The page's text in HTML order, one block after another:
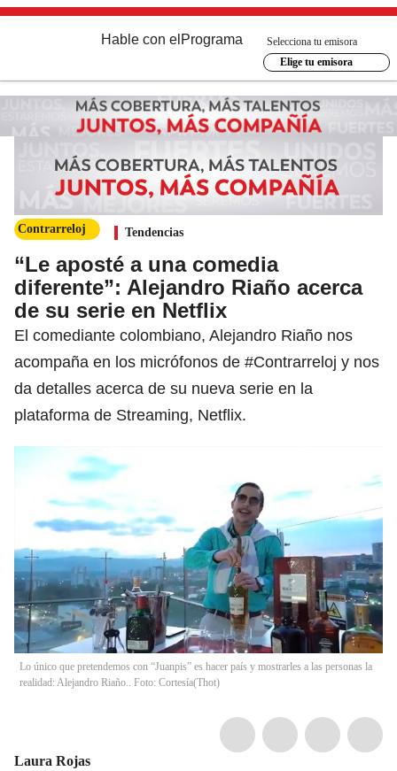
Hable con el Programa
Selecciona tu emisora
Elige tu emisora
Contrarreloj Tendencias
“Le aposté a una comedia
diferente”: Alejandro Riaño acerca
de su serie en Netflix
El comediante colombiano, Alejandro Riaño nos
acompaña en los micrófonos de #Contrarreloj y nos
da detalles acerca de su nueva serie en la
plataforma de Streaming, Netflix.
Lo único que pretendemos con “Juanpis” es hacer país y mostrarles a las personas la
realidad: Alejandro Riaño.. Foto: Cortesía(Thot)
Laura Rojas